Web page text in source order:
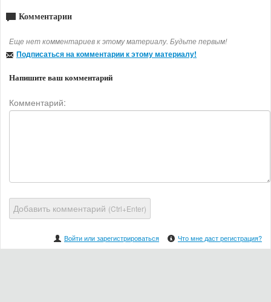
Комментарии
Еще нет комментариев к этому материалу. Будьте первым!
Подписаться на комментарии к этому материалу!
Напишите ваш комментарий
Комментарий:
Добавить комментарий (Ctrl+Enter)
Войти или зарегистрироваться Что мне даст регистрация?